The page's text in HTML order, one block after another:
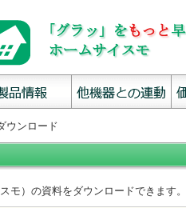
ウンロード
モ）の資料をダウンロードできます。